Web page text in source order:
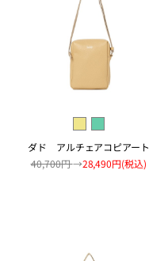
ダド アルチェアコピアート
40,700円→28,490円(税込)